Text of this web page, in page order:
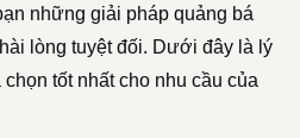
những giải pháp quảng bá
lòng tuyệt đối. Dưới đây là lý
tốt nhất cho nhu cầu của